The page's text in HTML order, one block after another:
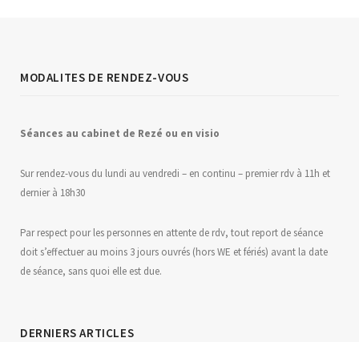
MODALITES DE RENDEZ-VOUS
Séances au cabinet de Rezé ou en visio
Sur rendez-vous du lundi au vendredi – en continu – premier rdv à 11h et
dernier à 18h30
Par respect pour les personnes en attente de rdv, tout report de séance
doit s’effectuer au moins 3 jours ouvrés (hors WE et fériés) avant la date
de séance, sans quoi elle est due.
DERNIERS ARTICLES